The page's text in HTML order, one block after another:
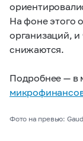
На фоне этого
организаций,
снижаются.
Подробнее — в
Фото на превью: